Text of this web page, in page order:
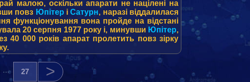
малою, оскільки апарати не націлені на
повз Юпітер іСатурн, наразі віддалилася
функціонування вона пройде на відстані
20 серпня 1977 року і, минувши Юпітер,
40 000 років апарат пролетить повз зірку
… 27 >